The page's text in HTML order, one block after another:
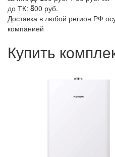
до ТК: 800 руб.
Доставка в любой регион РФ
компанией
Купить